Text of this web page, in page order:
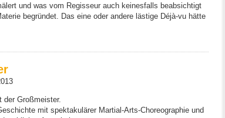
und was vom Regisseur auch keinesfalls beabsichtigt
begründet. Das eine oder andere lästige Déjà-vu hätte
der Großmeister.
mit spektakulärer Martial-Arts-Choreographie und